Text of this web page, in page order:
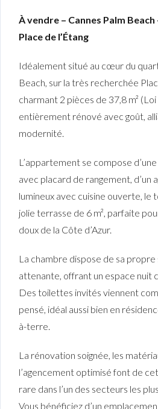
À vendre – Cannes Palm
Place de l’Étang
Idéalement situé au cœur du
Beach, sur la très recherchée
charmant 2 pièces de 37,8 m²
entièrement rénové avec goût,
modernité.
L’appartement se compose
avec placard de rangement, d’un
lumineux avec cuisine ouverte, le
jolie terrasse de 6 m², parfaite
doux de la Côte d’Azur.
La chambre dispose de sa propre
attenante, offrant un espace nuit
Des toilettes invités viennent
pensé, idéal aussi bien en
à-terre.
La rénovation soignée, les
l’agencement optimisé font de
rare dans l’un des secteurs les
Vous bénéficiez d’un